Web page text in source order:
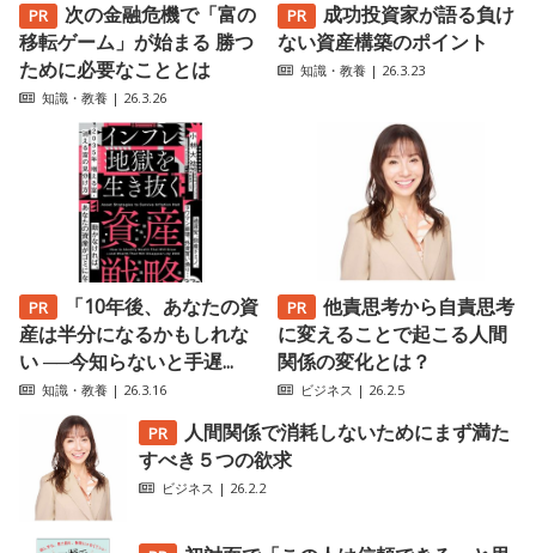
次の金融危機で「富の
移転ゲーム」が始まる 勝つ
ために必要なこととは
知識・教養 | 26.3.26
成功投資家が語る負け
ない資産構築のポイント
知識・教養 | 26.3.23
「10年後、あなたの資
産は半分になるかもしれな
い ──今知らないと手遅...
知識・教養 | 26.3.16
他責思考から自責思考
に変えることで起こる人間
関係の変化とは？
ビジネス | 26.2.5
人間関係で消耗しないためにまず満た
すべき５つの欲求
ビジネス | 26.2.2